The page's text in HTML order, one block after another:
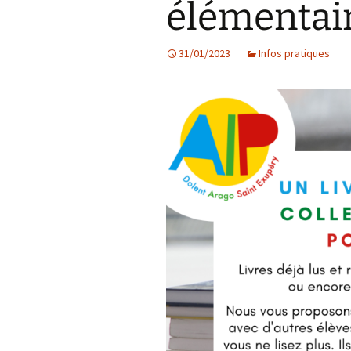
Les projets
Débats et
Nous rejoindre
Contact
Ligne éditoriale
Mentions légales
31/01/2023 Infos pratiques